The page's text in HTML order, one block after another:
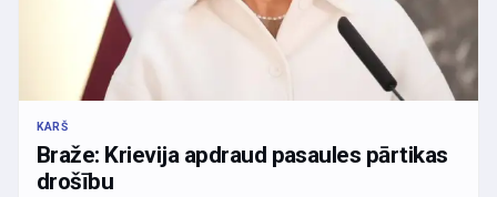
KARŠ
Braže: Krievija apdraud pasaules pārtikas
drošību